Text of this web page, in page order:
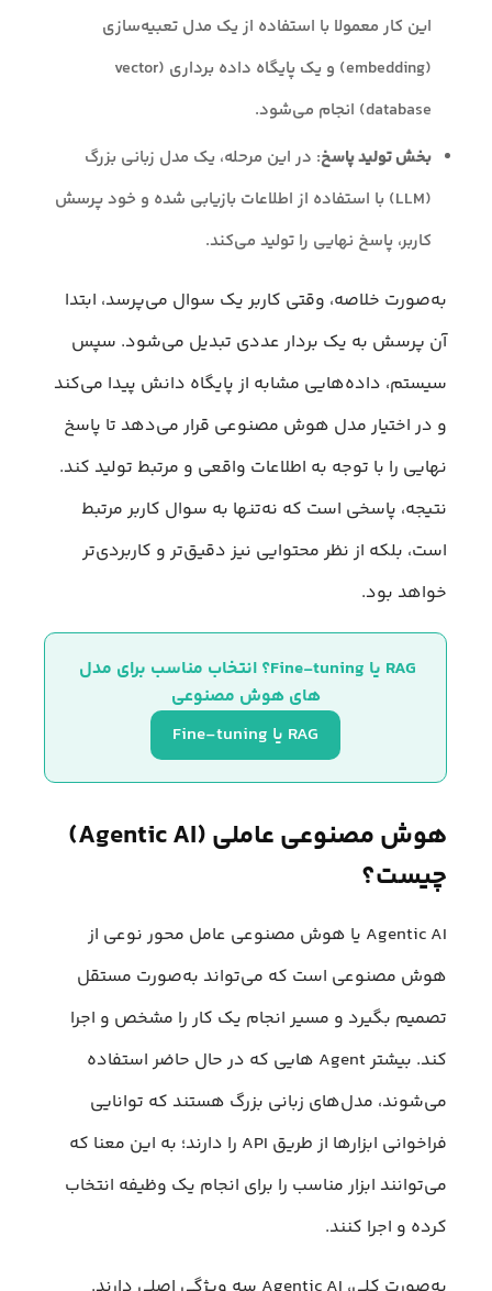
این کار معمولا با استفاده از یک مدل تعبیه‌سازی
(embedding) و یک پایگاه داده برداری (vector
database) انجام می‌شود.
بخش تولید پاسخ: در این مرحله، یک مدل زبانی بزرگ
(LLM) با استفاده از اطلاعات بازیابی شده و خود پرسش
کاربر، پاسخ نهایی را تولید می‌کند.
به‌صورت خلاصه، وقتی کاربر یک سوال می‌پرسد، ابتدا
آن پرسش به یک بردار عددی تبدیل می‌شود. سپس
سیستم، داده‌هایی مشابه از پایگاه دانش پیدا می‌کند
و در اختیار مدل هوش مصنوعی قرار می‌دهد تا پاسخ
نهایی را با توجه به اطلاعات واقعی و مرتبط تولید کند.
نتیجه، پاسخی است که نه‌تنها به سوال کاربر مرتبط
است، بلکه از نظر محتوایی نیز دقیق‌تر و کاربردی‌تر
خواهد بود.
های هوش مصنوعی
RAG یا Fine-tuning
هوش مصنوعی عاملی (Agentic AI)
چیست؟
Agentic AI یا هوش مصنوعی عامل محور نوعی از
هوش مصنوعی است که می‌تواند به‌صورت مستقل
تصمیم بگیرد و مسیر انجام یک کار را مشخص و اجرا
کند. بیشتر Agent هایی که در حال حاضر استفاده
می‌شوند، مدل‌های زبانی بزرگ هستند که توانایی
فراخوانی ابزارها از طریق API را دارند؛ به این معنا که
می‌توانند ابزار مناسب را برای انجام یک وظیفه انتخاب
کرده و اجرا کنند.